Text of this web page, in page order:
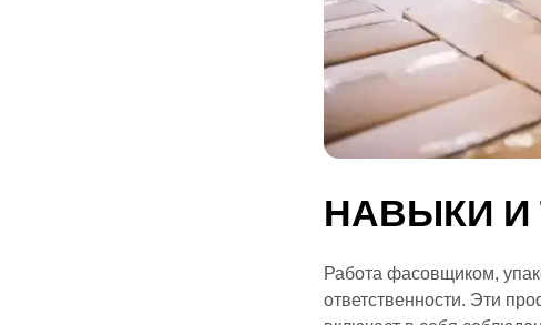
НАВЫКИ И
Работа фасовщиком,
ответственности. Эти